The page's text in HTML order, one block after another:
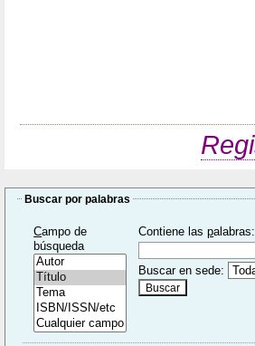
Buscar por palabras
Campo de
búsqueda
Contiene laspalabras:
Buscar en sede: